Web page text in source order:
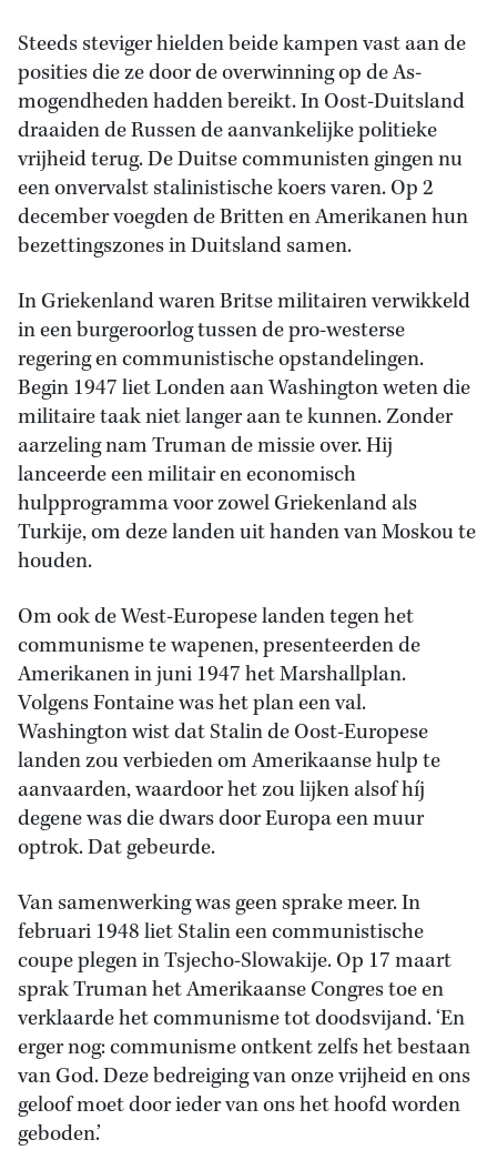
Steeds steviger hielden beide kampen vast aan de
posities die ze door de overwinning op de As-
mogendheden hadden bereikt. In Oost-Duitsland
draaiden de Russen de aanvankelijke politieke
vrijheid terug. De Duitse communisten gingen nu
een onvervalst stalinistische koers varen. Op 2
december voegden de Britten en Amerikanen hun
bezettingszones in Duitsland samen.
In Griekenland waren Britse militairen verwikkeld
in een burgeroorlog tussen de pro-westerse
regering en communistische opstandelingen.
Begin 1947 liet Londen aan Washington weten die
militaire taak niet langer aan te kunnen. Zonder
aarzeling nam Truman de missie over. Hij
lanceerde een militair en economisch
hulpprogramma voor zowel Griekenland als
Turkije, om deze landen uit handen van Moskou te
houden.
Om ook de West-Europese landen tegen het
communisme te wapenen, presenteerden de
Amerikanen in juni 1947 het Marshallplan.
Volgens Fontaine was het plan een val.
Washington wist dat Stalin de Oost-Europese
landen zou verbieden om Amerikaanse hulp te
aanvaarden, waardoor het zou lijken alsof híj
degene was die dwars door Europa een muur
optrok. Dat gebeurde.
Van samenwerking was geen sprake meer. In
februari 1948 liet Stalin een communistische
coupe plegen in Tsjecho-Slowakije. Op 17 maart
sprak Truman het Amerikaanse Congres toe en
verklaarde het communisme tot doodsvijand. ‘En
erger nog: communisme ontkent zelfs het bestaan
van God. Deze bedreiging van onze vrijheid en ons
geloof moet door ieder van ons het hoofd worden
geboden.’